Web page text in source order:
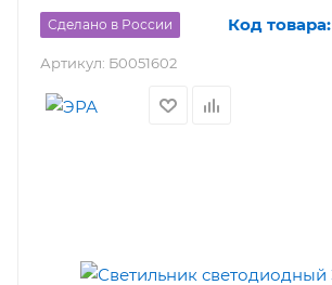
Сделано в России Код товара:
Артикул: Б0051602